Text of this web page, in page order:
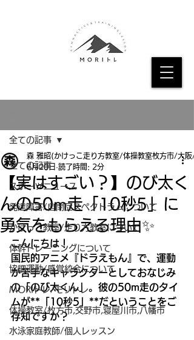
全ての記事
スポーツニュース
発達障害/自閉症スペクトラムについて
かけっこ教室/走り方教室について
体幹トレーニングについて
協調運動/感覚統合について
MORIトレ/モリトレ
体操教室/枚方市,交野市,寝屋川市,八幡市
水泳家庭教師/個人レッスン
全ての記事
【実はすごい？】のび太く
んの50m走「10秒5」に
勇気をもらえる理由✨
森 雅昭(かけっこ走り方教室/体操教室枚方市/大阪/
6月20日 読了時間: 2分
こんにちは！
国民的アニメ『ドラえもん』で、運動
が苦手なキャラクターとしておなじみ
の「のび太くん」。彼の50m走のタイ
ムが**「10秒5」**だということをご
存知ですか？